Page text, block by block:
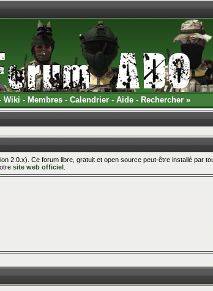
Wiki - Membres - Calendrier - Aide - Rechercher »
2.0.x). Ce forum libre, gratuit et open source peut-être installé par
site web officiel